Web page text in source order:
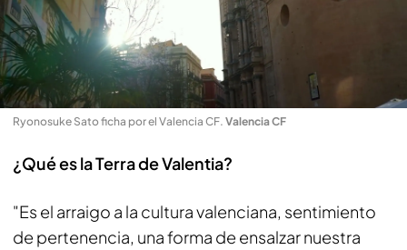
Ryonosuke Sato ficha por el Valencia CF. Valencia CF
¿Qué es laTerra de Valentia?
"Es el arraigo a la cultura valenciana, sentimiento
de pertenencia, una forma de ensalzar nuestra